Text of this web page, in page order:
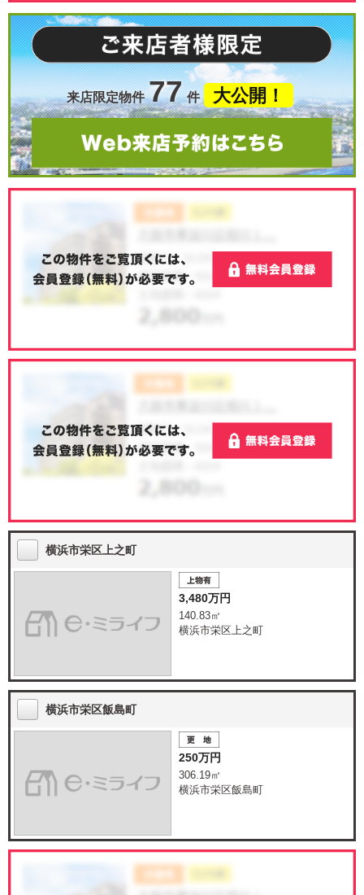
来店限定物件 77 件 大公開！
横浜市栄区上之町
3,480万円
140.83㎡
横浜市栄区上之町
横浜市栄区飯島町
250万円
306.19㎡
横浜市栄区飯島町